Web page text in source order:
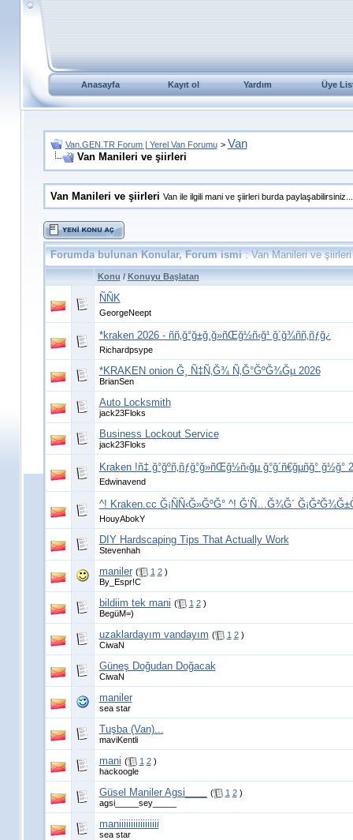
Anasayfa Kayıt ol Yardım Üye
Van.GEN.TR Forum | Yerel Van Forumu > Van
Van Manileri ve şiirleri
Van Manileri ve şiirleri Van ile ilgili mani ve şiirleri burda paylaşabilirsiniz...
Forumda bulunan Konular, Forum ismi: Van Manileri ve şiirleri
Konu / Konuyu Başlatan
ÑÑK
GeorgeNeept
*kraken 2026 - ññ‚ğ°ğ±ğ¸ğ»ñŒğ½ñ‹ğ¹ ğ´ğ¾ññ‚ñƒğ¿
Richardpsype
*KRAKEN onion Ğ¸ Ñ‡Ñ‚Ğ¾ Ñ‚Ğ°ĞºĞ¾Ğµ 2026
BrianSen
Auto Locksmith
jack23Floks
Business Lockout Service
jack23Floks
Kraken !ñ‡ ğ°ğºñ‚ñƒğ°ğ»ñŒğ½ñ‹ğµ ğ°ğ´ñ€ğµñğ° ğ½ğ°
Edwinavend
^! Kraken.cc Ğ¡ÑÑ‹Ğ»ĞºĞ° ^! Ğ’Ñ…Ğ¾Ğ´
HouyAbokY
DIY Hardscaping Tips That Actually Work
Stevenhah
maniler ( 1 2 )
By_Espr!C
bildiim tek mani ( 1 2 )
BegüM=)
uzaklardayım vandayım ( 1 2 )
CiwaN
Güneş Doğudan Doğacak
CiwaN
maniler
sea star
Tuşba (Van)...
maviKentli
mani ( 1 2 )
hackoogle
Güsel Maniler Agsi____ ( 1 2 )
agsi_____sey_____
maniiiiiiiiiiiiiiiii
sea star